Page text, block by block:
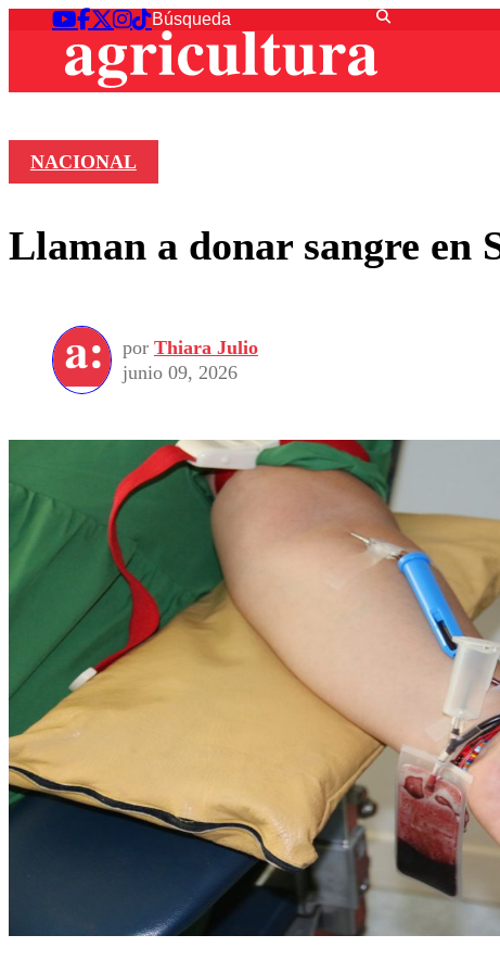
NACIONAL
Llaman a donar sangre en
por Thiara Julio
junio 09, 2026